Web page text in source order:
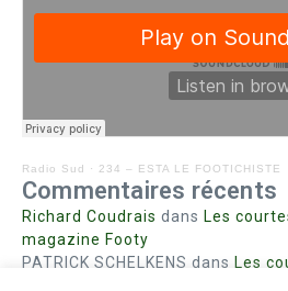
Radio Sud · 234 – ESTA LE FOOTICHISTE
Commentaires récents
Richard Coudrais dans Les
magazine Footy
PATRICK SCHELKENS dans Les